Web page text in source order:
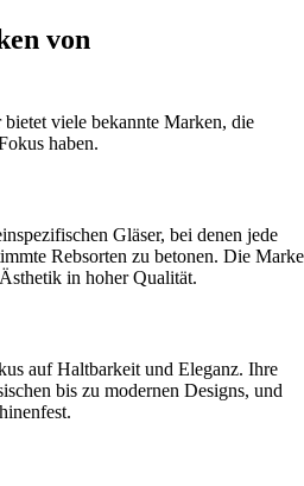
von
viele bekannte Marken, die
haben.
Gläser, bei denen jede
Rebsorten zu betonen. Die Marke
in hoher Qualität.
auf Haltbarkeit und Eleganz. Ihre
bis zu modernen Designs, und